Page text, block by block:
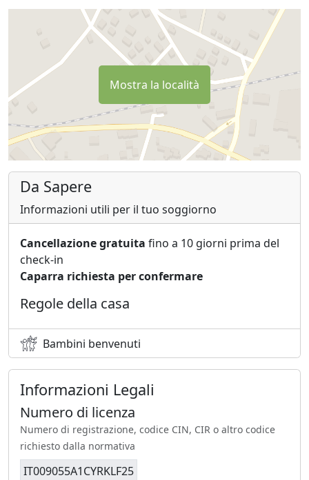
Mostra la località
Da Sapere
Informazioni utili per il tuo soggiorno
Cancellazione gratuita fino a 10 giorni prima del
check-in
Caparra richiesta per confermare
Regole della casa
Bambini benvenuti
Informazioni Legali
Numero di licenza
Numero di registrazione, codice CIN, CIR o altro codice
richiesto dalla normativa
IT009055A1CYRKLF25